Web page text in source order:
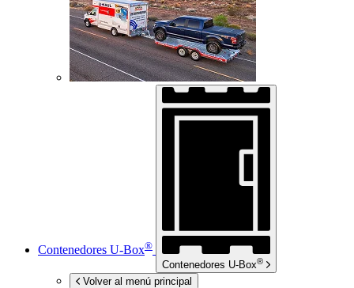
Contenedores U-Box®
Contenedores U-Box®
Volver al menú principal